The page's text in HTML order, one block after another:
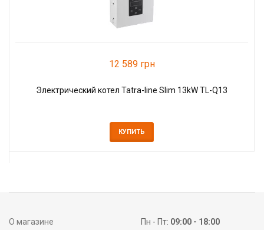
12 589 грн
Электрический котел Tatra-line Slim 13kW TL-Q13
КУПИТЬ
О магазине
Пн - Пт: 09:00 - 18:00